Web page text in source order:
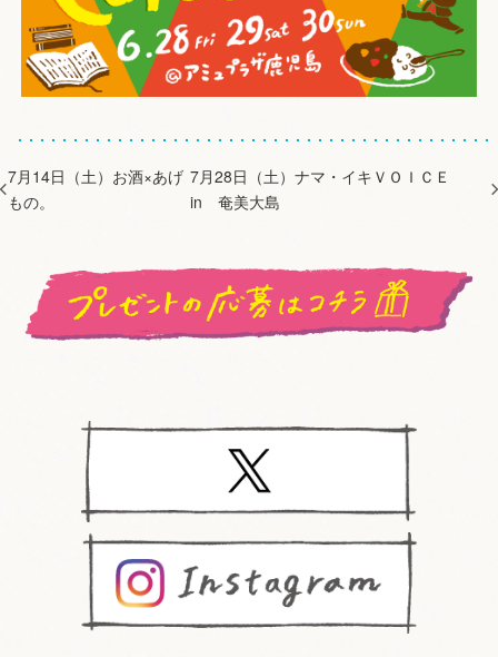
7月14日（土）お酒×あげ
もの。
7月28日（土）ナマ・イキＶＯＩＣＥ
in 奄美大島